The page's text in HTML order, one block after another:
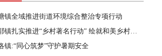
镇全域推进街道环境综合整治专项行动
里耶镇扎实推进“乡村著名行动” 绘就和美乡村新画卷
镇:“同心筑梦”守护暑期安全